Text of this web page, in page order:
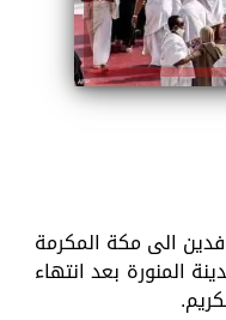
الى مكة المكرمة
المنورة بعد انتهاء